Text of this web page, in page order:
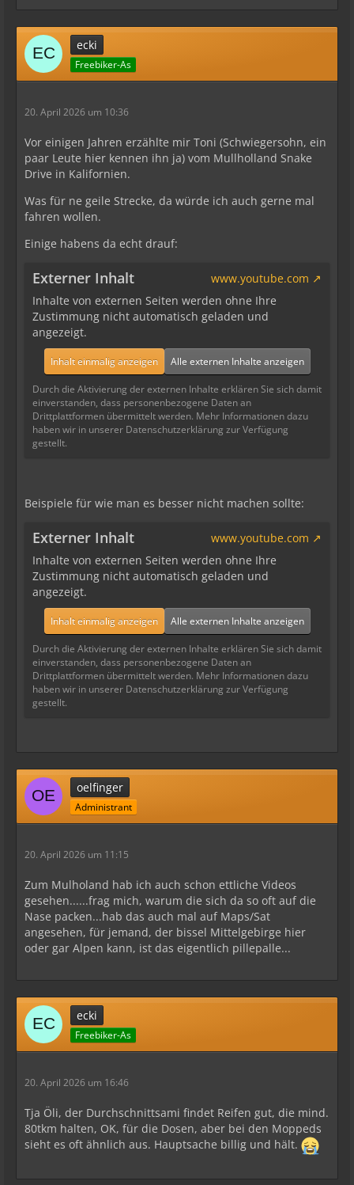
ecki
Freebiker-As
20. April 2026 um 10:36
Vor einigen Jahren erzählte mir Toni (Schwiegersohn, ein
paar Leute hier kennen ihn ja) vom Mullholland Snake
Drive in Kalifornien.
Was für ne geile Strecke, da würde ich auch gerne mal
fahren wollen.
Einige habens da echt drauf:
Externer Inhalt
www.youtube.com
Inhalte von externen Seiten werden ohne Ihre
Zustimmung nicht automatisch geladen und
angezeigt.
Inhalt einmalig anzeigen Alle externen Inhalte anzeigen
Durch die Aktivierung der externen Inhalte erklären Sie sich damit
einverstanden, dass personenbezogene Daten an
Drittplattformen übermittelt werden. Mehr Informationen dazu
haben wir in unserer Datenschutzerklärung zur Verfügung
gestellt.
Beispiele für wie man es besser nicht machen sollte:
Externer Inhalt
www.youtube.com
Inhalte von externen Seiten werden ohne Ihre
Zustimmung nicht automatisch geladen und
angezeigt.
Inhalt einmalig anzeigen Alle externen Inhalte anzeigen
Durch die Aktivierung der externen Inhalte erklären Sie sich damit
einverstanden, dass personenbezogene Daten an
Drittplattformen übermittelt werden. Mehr Informationen dazu
haben wir in unserer Datenschutzerklärung zur Verfügung
gestellt.
oelfinger
Administrant
20. April 2026 um 11:15
Zum Mulholand hab ich auch schon ettliche Videos
gesehen......frag mich, warum die sich da so oft auf die
Nase packen...hab das auch mal auf Maps/Sat
angesehen, für jemand, der bissel Mittelgebirge hier
oder gar Alpen kann, ist das eigentlich pillepalle...
ecki
Freebiker-As
20. April 2026 um 16:46
Tja Öli, der Durchschnittsami findet Reifen gut, die mind.
80tkm halten, OK, für die Dosen, aber bei den Moppeds
sieht es oft ähnlich aus. Hauptsache billig und hält.